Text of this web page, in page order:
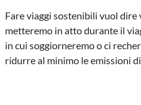
Fare viaggi sostenibili vuol dire
metteremo in atto durante il
in cui soggiorneremo o ci
ridurre al minimo le emissioni